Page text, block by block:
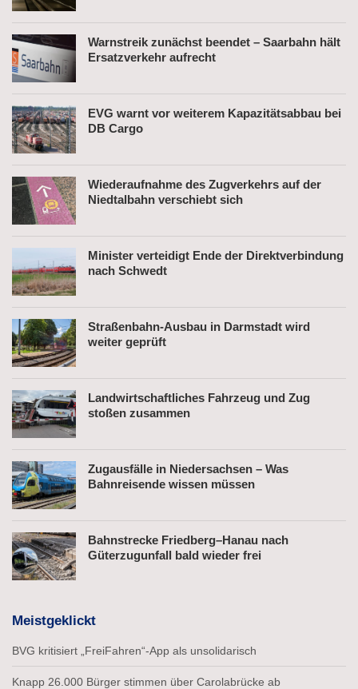
Warnstreik zunächst beendet – Saarbahn hält
Ersatzverkehr aufrecht
EVG warnt vor weiterem Kapazitätsabbau bei
DB Cargo
Wiederaufnahme des Zugverkehrs auf der
Niedtalbahn verschiebt sich
Minister verteidigt Ende der Direktverbindung
nach Schwedt
Straßenbahn-Ausbau in Darmstadt wird
weiter geprüft
Landwirtschaftliches Fahrzeug und Zug
stoßen zusammen
Zugausfälle in Niedersachsen – Was
Bahnreisende wissen müssen
Bahnstrecke Friedberg–Hanau nach
Güterzugunfall bald wieder frei
Meistgeklickt
BVG kritisiert „FreiFahren“-App als unsolidarisch
Knapp 26.000 Bürger stimmen über Carolabrücke ab